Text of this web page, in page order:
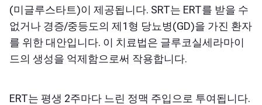
(미글루스타트)이 제공됩니다. SRT는 ERT를 받을 수
없거나 경증/중등도의 제1형 당뇨병(GD)을 가진 환자
를 위한 대안입니다. 이 치료법은 글루코실세라마이
드의 생성을 억제함으로써 작용합니다.
ERT는 평생 2주마다 느린 정맥 주입으로 투여됩니다.